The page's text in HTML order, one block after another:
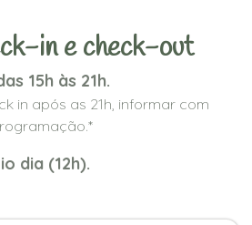
in e check-out
15h às 21h.
in após as 21h, informar com
dia (12h).